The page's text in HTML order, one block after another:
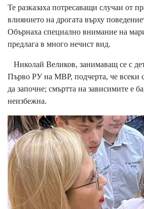
Те разказаха потресаващи случаи от
влиянието на дрогата върху
Обърнаха специално внимание на
предлага в много нечист вид.
Николай Великов, занимаващ се с
Първо РУ на МВР, подчерта, че всеки
да започне; смъртта на зависимите е
неизбежна.